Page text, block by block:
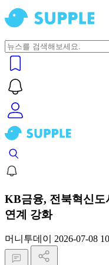
KB금융, 전북혁신
연계 강화
머니투데이 2026-07-08